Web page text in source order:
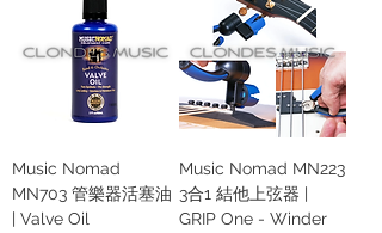
Music Nomad
MN703 管樂器活塞油
| Valve Oil
Music Nomad MN223
3合1 結他上弦器 |
GRIP One - Winder